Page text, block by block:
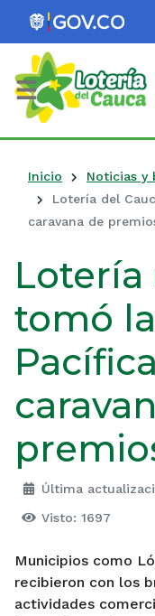
Lotería
Inicio
Noticias y
Lotería del
caravana de
Lotería
tomó
Última
Visto: 1697
Municipios como
recibieron con los
actividades